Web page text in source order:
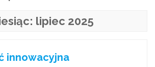
lipiec 2025
innowacyjna